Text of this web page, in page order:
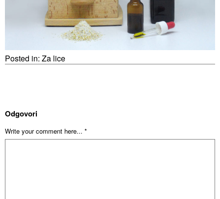
Posted in: Za lice
Odgovori
Write your comment here... *